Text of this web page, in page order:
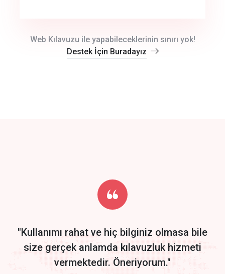
Start by trying our service for 30 days free trial no credit card
required.
Web Kılavuzu ile yapabileceklerinin sınırı yok!
Destek İçin Buradayız
"Kullanımı rahat ve hiç bilginiz olmasa bile
size gerçek anlamda kılavuzluk hizmeti
vermektedir. Öneriyorum."